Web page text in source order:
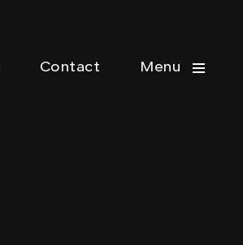
Contact Menu